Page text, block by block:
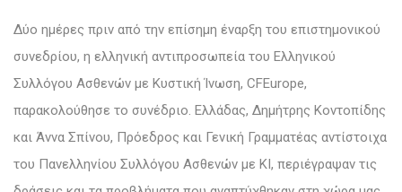
Δύο ημέρες πριν από την επίσημη έναρξη του επιστημονικού
συνεδρίου, η ελληνική αντιπροσωπεία του Ελληνικού
Συλλόγου Ασθενών με Κυστική Ίνωση, CFEurope,
παρακολούθησε το συνέδριο. Ελλάδας, Δημήτρης Κοντοπίδης
και Άννα Σπίνου, Πρόεδρος και Γενική Γραμματέας αντίστοιχα
του Πανελληνίου Συλλόγου Ασθενών με ΚΙ, περιέγραψαν τις